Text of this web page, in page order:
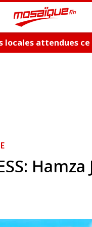
locales attendues
Hamza